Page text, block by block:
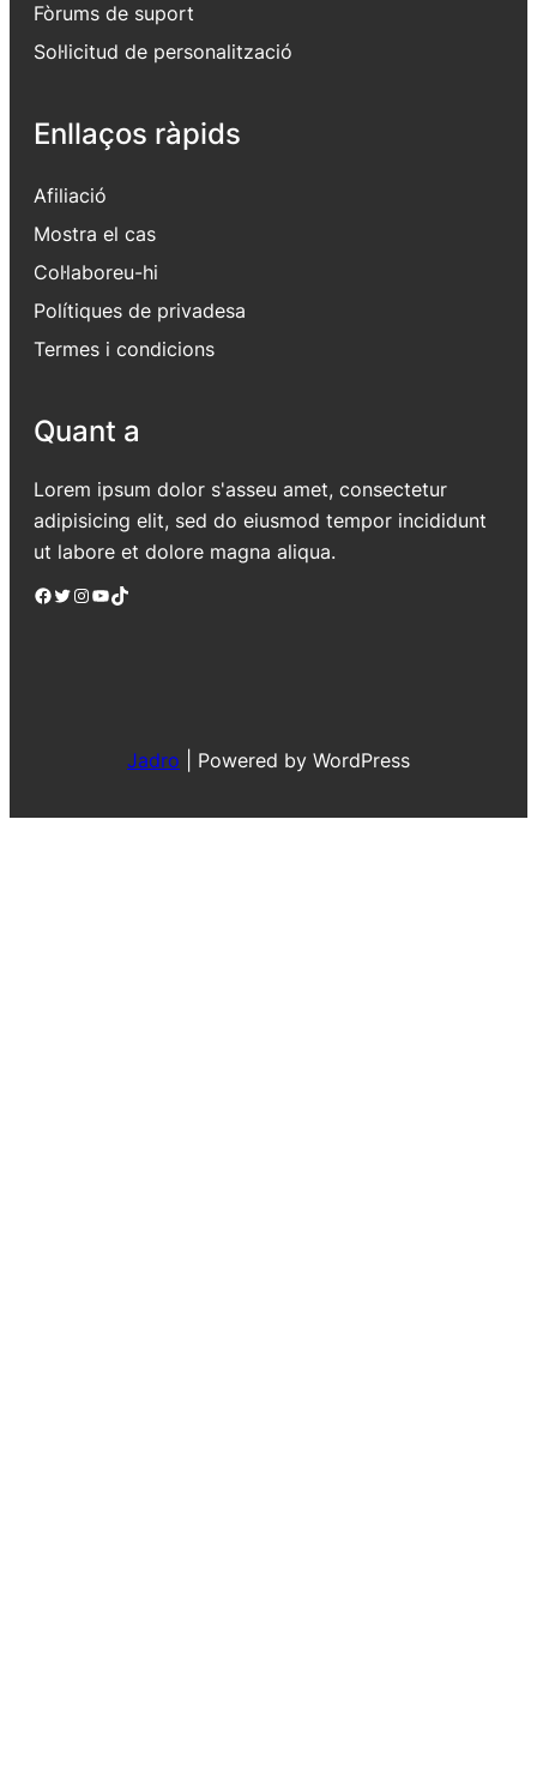
Fòrums de suport
Sol·licitud de personalització
Enllaços ràpids
Afiliació
Mostra el cas
Col·laboreu-hi
Polítiques de privadesa
Termes i condicions
Quant a
Lorem ipsum dolor s'asseu amet, consectetur
adipisicing elit, sed do eiusmod tempor incididunt
ut labore et dolore magna aliqua.
Facebook Twitter Instagram YouTube TikTok
Jadro Powered by WordPress